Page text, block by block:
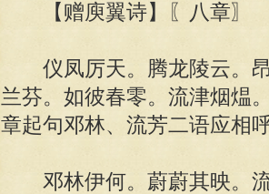
【赠庾翼诗】〖八章〗
仪凤厉天。腾龙陵云。昂
兰芬。如彼春零。流津烟煴
章起句邓林、流芳二语应相
邓林伊何。蔚蔚其映。流